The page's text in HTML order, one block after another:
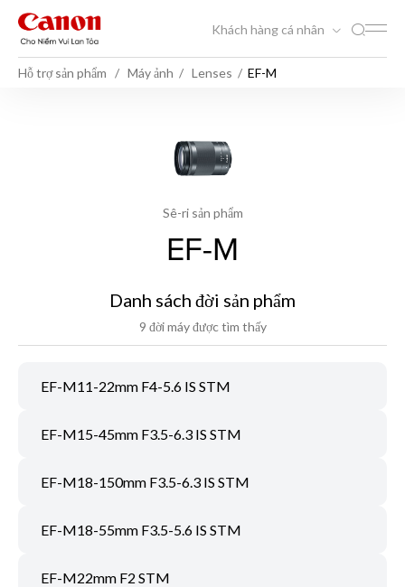
Khách hàng cá nhân
Hỗ trợ sản phẩm Máy ảnh Lenses EF-M
Sê-ri sản phẩm
EF-M
Danh sách đời sản phẩm
9 đời máy được tìm thấy
EF-M11-22mm F4-5.6 IS STM
EF-M15-45mm F3.5-6.3 IS STM
EF-M18-150mm F3.5-6.3 IS STM
EF-M18-55mm F3.5-5.6 IS STM
EF-M22mm F2 STM